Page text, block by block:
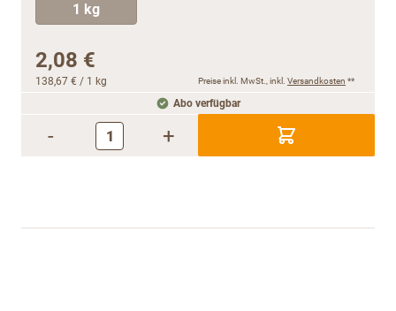
1 kg
2,08 €
138,67 € / 1 kg Preise inkl. MwSt., inkl. Versandkosten **
Abo verfügbar
- +